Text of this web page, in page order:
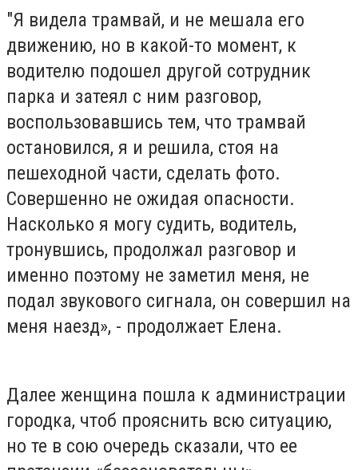
"Я видела трамвай, и не мешала его
движению, но в какой-то момент, к
водителю подошел другой сотрудник
парка и затеял с ним разговор,
воспользовавшись тем, что трамвай
остановился, я и решила, стоя на
пешеходной части, сделать фото.
Совершенно не ожидая опасности.
Насколько я могу судить, водитель,
тронувшись, продолжал разговор и
именно поэтому не заметил меня, не
подал звукового сигнала, он совершил на
меня наезд», - продолжает Елена.
Далее женщина пошла к администрации
городка, чтоб прояснить всю ситуацию,
но те в сою очередь сказали, что ее